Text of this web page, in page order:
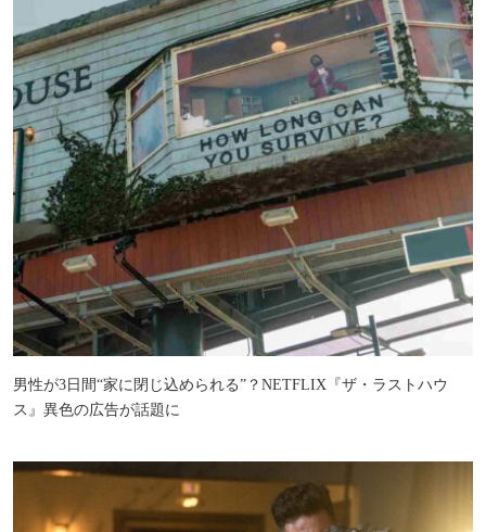
男性が3日間“家に閉じ込められる”？NETFLIX『ザ・ラストハウ
ス』異色の広告が話題に